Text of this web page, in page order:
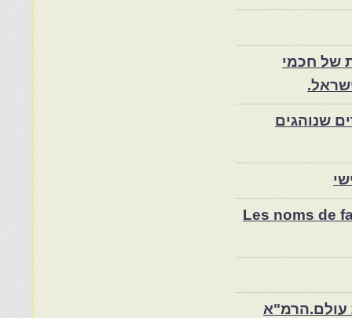
של חכמי
שנוהגים
Les noms de
עולם.הרמ"א